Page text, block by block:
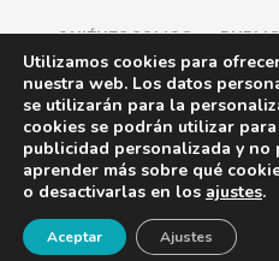
QUIÉNES SOMOS
AVISO LEGAL
POLÍTICA DE COOKIES
POLÍTICA DE PRIVACIDAD
CONTACTO¡Newsletter!
Utilizamos cookies para
nuestra web. Los datos
se utilizarán para la
cookies se podrán utilizar para
publicidad personalizada y no
aprender más sobre qué
o desactivarlas en los ajustes.
Aceptar Ajustes